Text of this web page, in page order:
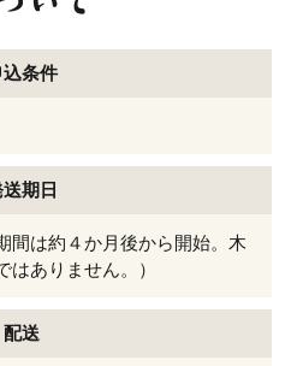
込条件
期日
間は約４か月後から開始。木
ありません。）
配送